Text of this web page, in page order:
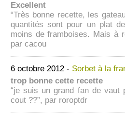
Excellent
“Très bonne recette, les
quantités sont pour un plat
moins de framboises. Mais à
par cacou
6 octobre 2012 - Sorbet à la
trop bonne cette recette
“je suis un grand fan de
cout ??”, par roroptdr